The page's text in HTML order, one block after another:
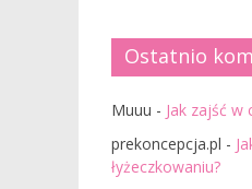
Ostatnio
Muuu - Jak zajść w
prekoncepcja.pl -
łyżeczkowaniu?